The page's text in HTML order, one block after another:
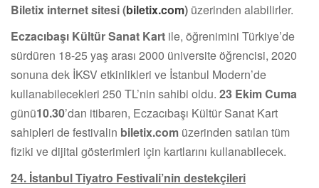
Biletix internet sitesi(biletix.com) üzerinden alabilirler.
Eczacıbaşı Kültür Sanat Kart ile, öğrenimini Türkiye’de
sürdüren 18-25 yaş arası 2000 üniversite öğrencisi, 2020
sonuna dek İKSV etkinlikleri ve İstanbul Modern’de
kullanabilecekleri 250 TL’nin sahibi oldu. 23 Ekim Cuma
günü10.30’dan itibaren, Eczacıbaşı Kültür Sanat Kart
sahipleri de festivalin biletix.com üzerinden satılan tüm
fiziki ve dijital gösterimleri için kartlarını kullanabilecek.
24. İstanbul Tiyatro Festivali’nin destekçileri